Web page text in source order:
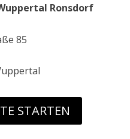
Ronsdorf
85
STARTEN